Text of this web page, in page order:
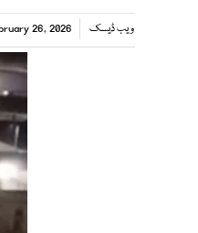
ویب ڈیسک 26, 2026